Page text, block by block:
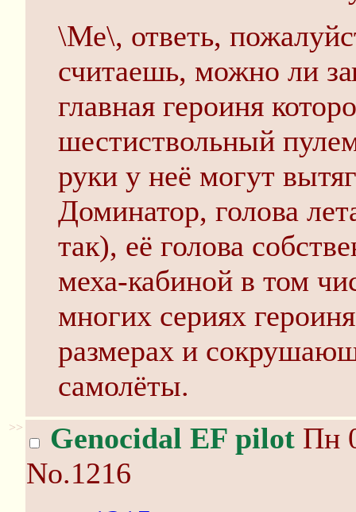
\Ме\, ответь,
считаешь, можно ли
главная героиня
шестиствольный
руки у неё могут
Доминатор, голова
так), её голова
меха-кабиной в том
многих сериях
размерах и
самолёты.
>> Genocidal EF pilot Пн
No.1216